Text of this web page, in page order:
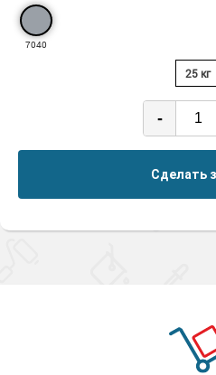
7040
25 кг
-
Сделать